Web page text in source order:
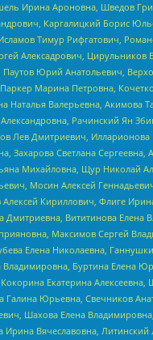
Ирина Ароновна, Шведов
Каргалицкий Борис
Тимур Рифгатович,
Алексадрович, Цирульников
Паутов Юрий Анатольевич,
Марина Петровна,
Наталья Валерьевна, Акимова
Рачинский Ян
Лев Дмитриевич,
Захарова Светлана Сергеевна,
Михайловна, Щур Николай
Мосин Алексей
Кириллович, Флиге
Дмитриевна, Вититинова Елена
Максимов Сергей
Елена Николаевна,
Владимировна, Буртина Елена
Екатерина
Галина Юрьевна, Свечников
Шахова Елена
Ирина Вячеславовна,